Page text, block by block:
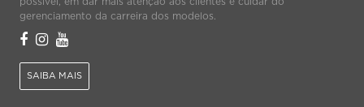
gerenciamento da carreira dos modelos.
SAIBA MAIS